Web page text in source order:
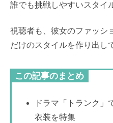
誰でも挑戦しやすいスタイ
視聴者も、彼女のファッシ
だけのスタイルを作り出し
この記事のまとめ
ドラマ「トランク」
衣装を特集